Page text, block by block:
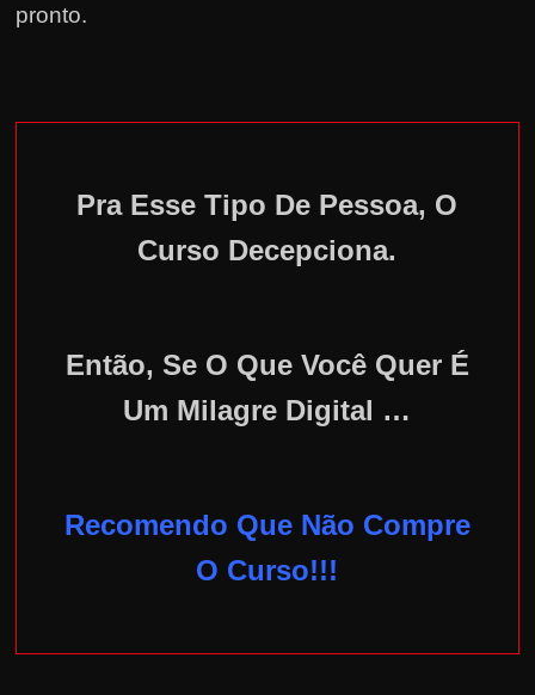
pronto.
Pra Esse Tipo De Pessoa, O
Curso Decepciona.
Então, Se O Que Você Quer É
Um Milagre Digital …
Recomendo Que Não Compre
O Curso!!!